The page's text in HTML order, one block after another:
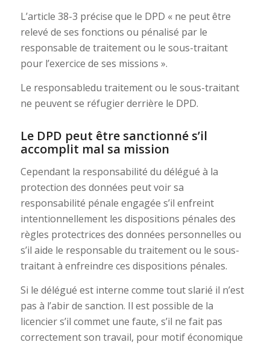
L’article 38-3 précise que le DPD « ne peut être
relevé de ses fonctions ou pénalisé par le
responsable de traitement ou le sous-traitant
pour l’exercice de ses missions ».
Le responsabledu traitement ou le sous-traitant
ne peuvent se réfugier derrière le DPD.
Le DPD peut être sanctionné s’il
accomplit mal sa mission
Cependant la responsabilité du délégué à la
protection des données peut voir sa
responsabilité pénale engagée s’il enfreint
intentionnellement les dispositions pénales des
règles protectrices des données personnelles ou
s’il aide le responsable du traitement ou le sous-
traitant à enfreindre ces dispositions pénales.
Si le délégué est interne comme tout slarié il n’est
pas à l’abir de sanction. Il est possible de la
licencier s’il commet une faute, s’il ne fait pas
correctement son travail, pour motif économique